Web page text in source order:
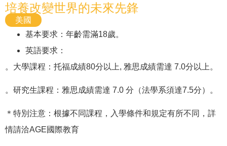
培養改變世界的未來先鋒
美國
基本要求：年齡需滿18歲。
英語要求：
。大學課程：托福成績80分以上, 雅思成績需達 7.0分以上。
。研究生課程：雅思成績需達 7.0 分（法學系須達7.5分）。
＊特別注意：根據不同課程，入學條件和規定有所不同，詳
情請洽AGE國際教育